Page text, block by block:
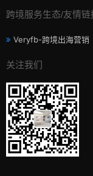
跨境服务生态/友情链
Veryfb-跨境出海营销
关注我们